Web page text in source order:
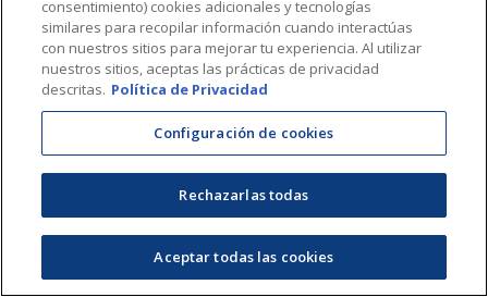
consentimiento) cookies adicionales y tecnologías
similares para recopilar información cuando interactúas
con nuestros sitios para mejorar tu experiencia. Al utilizar
nuestros sitios, aceptas las prácticas de privacidad
descritas. Política de Privacidad
Configuración de cookies
Rechazarlas todas
Aceptar todas las cookies